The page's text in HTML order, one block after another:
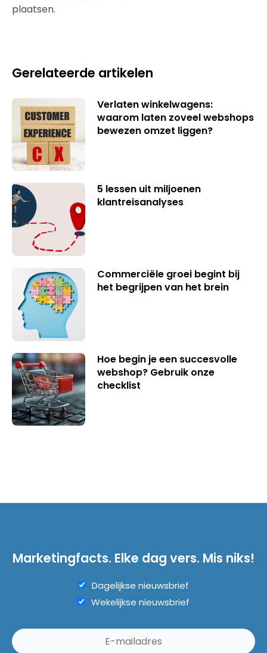
plaatsen.
Gerelateerde artikelen
Verlaten winkelwagens:
waarom laten zoveel webshops
bewezen omzet liggen?
5 lessen uit miljoenen
klantreisanalyses
Commerciële groei begint bij
het begrijpen van het brein
Hoe begin je een succesvolle
webshop? Gebruik onze
checklist
Marketingfacts. Elke dag vers. Mis niks!
Dagelijkse nieuwsbrief
Wekelijkse nieuwsbrief